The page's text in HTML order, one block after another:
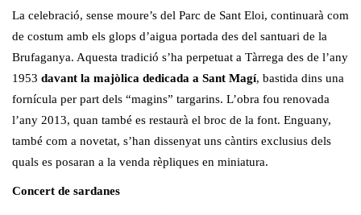
La celebració, sense moure’s del Parc de Sant Eloi, continuarà com
de costum amb els glops d’aigua portada des del santuari de la
Brufaganya. Aquesta tradició s’ha perpetuat a Tàrrega des de l’any
1953 davant la majòlica dedicada a Sant Magí, bastida dins una
fornícula per part dels “magins” targarins. L’obra fou renovada
l’any 2013, quan també es restaurà el broc de la font. Enguany,
també com a novetat, s’han dissenyat uns càntirs exclusius dels
quals es posaran a la venda rèpliques en miniatura.
Concert de sardanes